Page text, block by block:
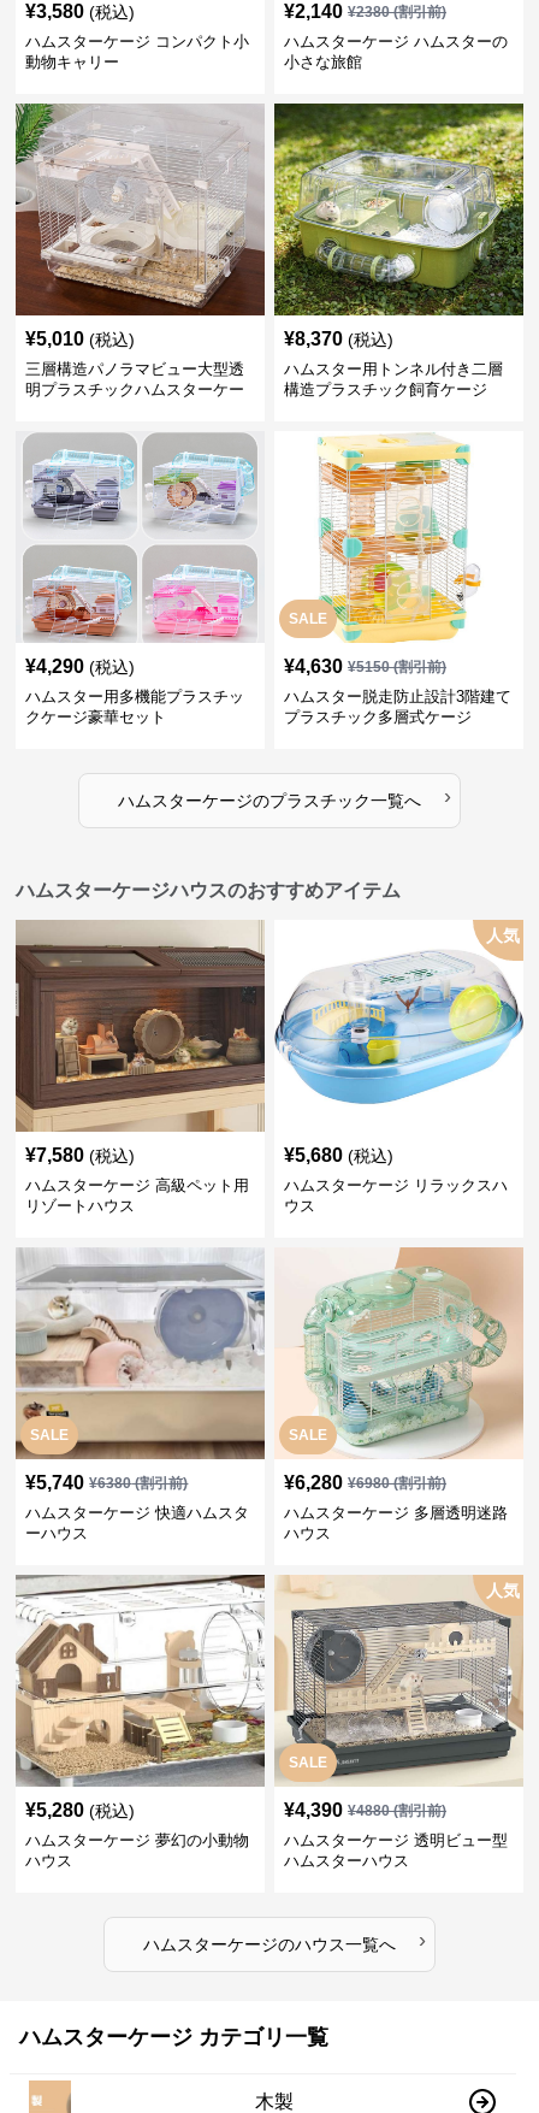
¥3,580 (税込)
ハムスターケージ コンパクト小
動物キャリー
¥2,140 ¥2380(割引前)
ハムスターケージ ハムスターの
小さな旅館
¥5,010 (税込)
三層構造パノラマビュー大型透
明プラスチックハムスターケー
¥8,370 (税込)
ハムスター用トンネル付き二層
構造プラスチック飼育ケージ
¥4,290 (税込)
ハムスター用多機能プラスチッ
クケージ豪華セット
SALE
¥4,630 ¥5150(割引前)
ハムスター脱走防止設計3階建て
プラスチック多層式ケージ
ハムスターケージのプラスチック一覧へ ›
ハムスターケージハウスのおすすめアイテム
¥7,580 (税込)
ハムスターケージ 高級ペット用
リゾートハウス
人気
¥5,680 (税込)
ハムスターケージ リラックスハ
ウス
SALE
¥5,740 ¥6380(割引前)
ハムスターケージ 快適ハムスタ
ーハウス
SALE
¥6,280 ¥6980(割引前)
ハムスターケージ 多層透明迷路
ハウス
¥5,280 (税込)
ハムスターケージ 夢幻の小動物
ハウス
SALE
人気
¥4,390 ¥4880(割引前)
ハムスターケージ 透明ビュー型
ハムスターハウス
ハムスターケージのハウス一覧へ ›
ハムスターケージ カテゴリ一覧
木製